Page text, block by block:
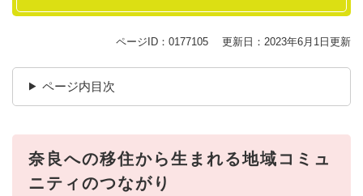
ページID：0177105 更新日：2023年6月1日更新
ページ内目次
奈良への移住から生まれる地域コミュ
ニティのつながり